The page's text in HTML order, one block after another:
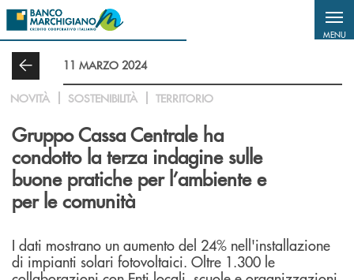
Salta al contenuto principale
MENU
11 MARZO 2024
NOVITÀ SOSTENIBILITÀ TERRITORIO
Gruppo Cassa Centrale ha
condotto la terza indagine sulle
buone pratiche per l’ambiente e
per le comunità
I dati mostrano un aumento del 24% nell'installazione
di impianti solari fotovoltaici. Oltre 1.300 le